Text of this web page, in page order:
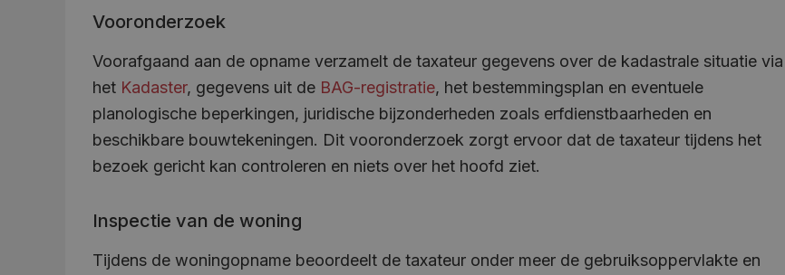
Vooronderzoek
Voorafgaand aan de opname verzamelt de taxateur gegevens over de kadastrale situatie via
het Kadaster, gegevens uit de BAG-registratie, het bestemmingsplan en eventuele
planologische beperkingen, juridische bijzonderheden zoals erfdienstbaarheden en
beschikbare bouwtekeningen. Dit vooronderzoek zorgt ervoor dat de taxateur tijdens het
bezoek gericht kan controleren en niets over het hoofd ziet.
Inspectie van de woning
Tijdens de woningopname beoordeelt de taxateur onder meer de gebruiksoppervlakte en